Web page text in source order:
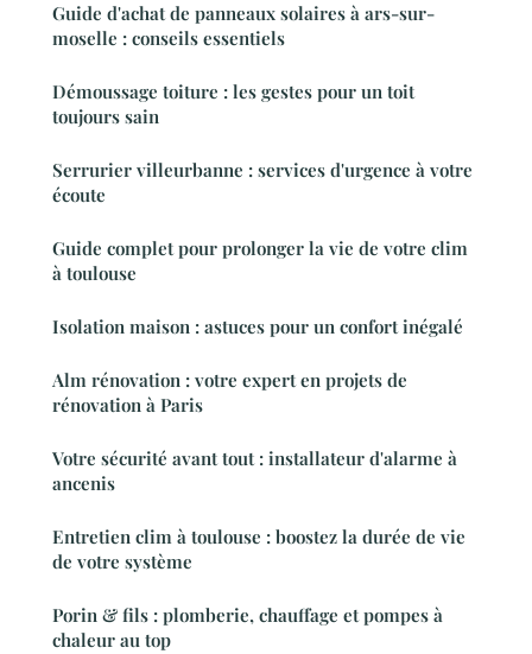
Guide d'achat de panneaux solaires à ars-sur-
moselle : conseils essentiels
Démoussage toiture : les gestes pour un toit
toujours sain
Serrurier villeurbanne : services d'urgence à votre
écoute
Guide complet pour prolonger la vie de votre clim
à toulouse
Isolation maison : astuces pour un confort inégalé
Alm rénovation : votre expert en projets de
rénovation à Paris
Votre sécurité avant tout : installateur d'alarme à
ancenis
Entretien clim à toulouse : boostez la durée de vie
de votre système
Porin & fils : plomberie, chauffage et pompes à
chaleur au top